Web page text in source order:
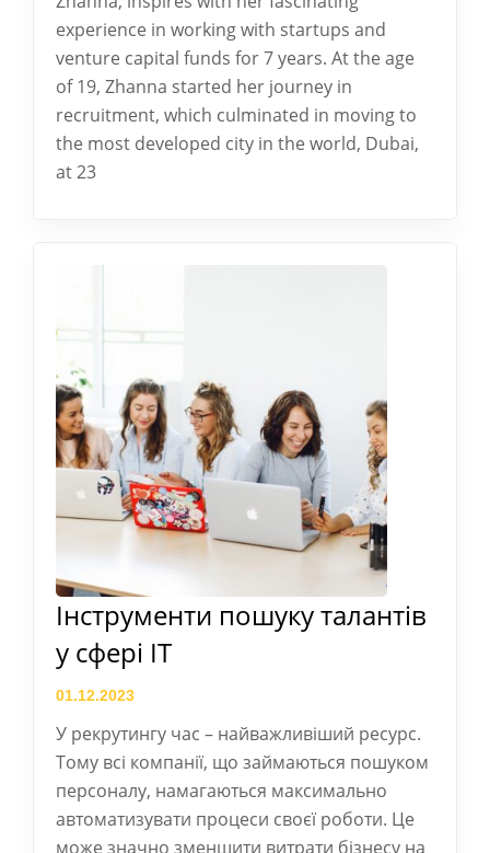
experience in working with startups and
venture capital funds for 7 years. At the age
of 19, Zhanna started her journey in
recruitment, which culminated in moving to
the most developed city in the world, Dubai,
at 23
Інструменти пошуку талантів
у сфері IT
01.12.2023
У рекрутингу час – найважливіший ресурс.
Тому всі компанії, що займаються пошуком
персоналу, намагаються максимально
автоматизувати процеси своєї роботи. Це
може значно зменшити витрати бізнесу на